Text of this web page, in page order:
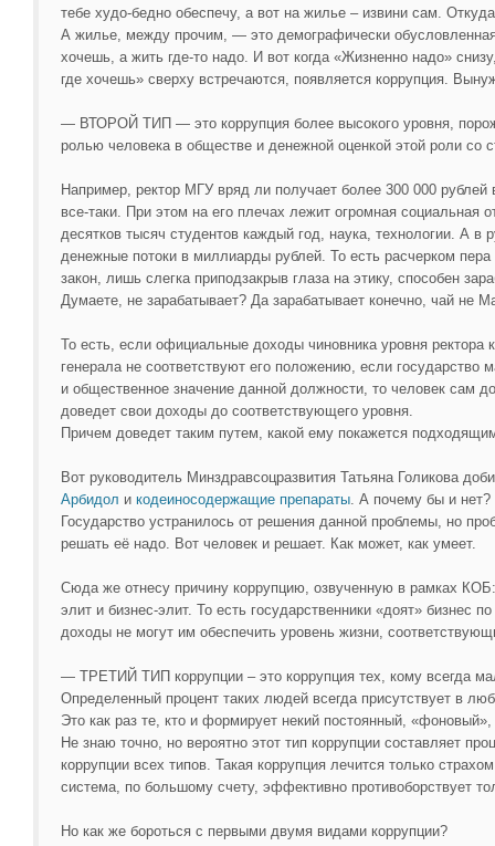
тебе худо-бедно обеспечу, а вот на жилье – извини сам.
А жилье, между прочим, — это демографически
хочешь, а жить где-то надо. И вот когда «Жизненно надо»
где хочешь» сверху встречаются, появляется коррупция.
— ВТОРОЙ ТИП — это коррупция более высокого уровня,
ролью человека в обществе и денежной оценкой этой роли со
Например, ректор МГУ вряд ли получает более 300 000
все-таки. При этом на его плечах лежит огромная социальная
десятков тысяч студентов каждый год, наука, технологии. А в
денежные потоки в миллиарды рублей. То есть расчерком
закон, лишь слегка приподзакрыв глаза на этику, способен
Думаете, не зарабатывает? Да зарабатывает конечно, чай не
То есть, если официальные доходы чиновника уровня ректора
генерала не соответствуют его положению, если государство
и общественное значение данной должности, то человек сам
доведет свои доходы до соответствующего уровня.
Причем доведет таким путем, какой ему покажется
Вот руководитель Минздравсоцразвития Татьяна Голикова
Арбидол и кодеиносодержащие препараты. А почему бы и нет?
Государство устранилось от решения данной проблемы, но
решать её надо. Вот человек и решает. Как может, как умеет.
Сюда же отнесу причину коррупцию, озвученную в рамках КОБ:
элит и бизнес-элит. То есть государственники «доят» бизнес
доходы не могут им обеспечить уровень жизни,
— ТРЕТИЙ ТИП коррупции – это коррупция тех, кому всегда
Определенный процент таких людей всегда присутствует в
Это как раз те, кто и формирует некий постоянный, «фоновый»,
Не знаю точно, но вероятно этот тип коррупции составляет
коррупции всех типов. Такая коррупция лечится только
система, по большому счету, эффективно противоборствует
Но как же бороться с первыми двумя видами коррупции?